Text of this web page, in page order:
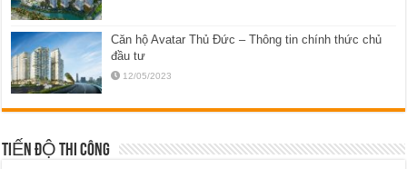
Căn hộ Avatar Thủ Đức – Thông tin chính thức chủ
đầu tư
12/05/2023
TIẾN ĐỘ THI CÔNG